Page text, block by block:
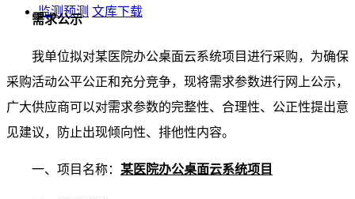
监测预测 文库下载
需求公示
我单位拟对某医院办公桌面云系统项目进行采购，为确保
采购活动公平公正和充分竞争，现将需求参数进行网上公示，
广大供应商可以对需求参数的完整性、合理性、公正性提出意
见建议，防止出现倾向性、排他性内容。
一、项目名称： 某医院办公桌面云系统项目